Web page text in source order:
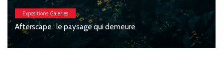
Expositions Galeries
: le paysage qui demeure